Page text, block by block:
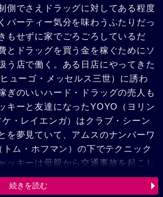
側でさえドラッグに対してある程度
パーティー気分を味わうふたりだっ
もせずに家でごろごろしているだ
とドラッグを買う金を稼ぐためにソ
う店で働く。ある日店にやってきた
ューゴ・メッセルス三世）に誘わ
ぎのいいハード・ドラッグの売人も
キーと友達になったYOYO（ヨリン
・レイエンガ）はクラブ・シーン
を夢見ていて、アムスのナンバーワ
ム・ホフマン）の下でテクニック
ッキーは母親から交通事故を起こし
に大金が必要だと知らされる。身体
借りるジャッキー。それに気付いた
続きを読む